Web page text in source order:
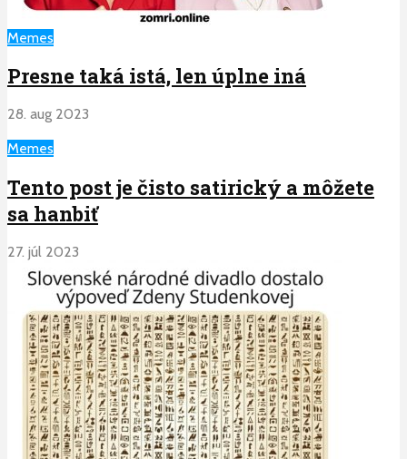
Memes
Presne taká istá, len úplne iná
28. aug 2023
Memes
Tento post je čisto satirický a môžete
sa hanbiť
27. júl 2023